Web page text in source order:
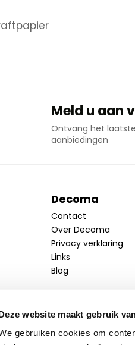
website maakt gebruik
gebruiken cookies om
Meld u aan
Ontvang het
aanbiedingen
Decoma
Contact
Over Decoma
Privacy verklaring
Links
Blog